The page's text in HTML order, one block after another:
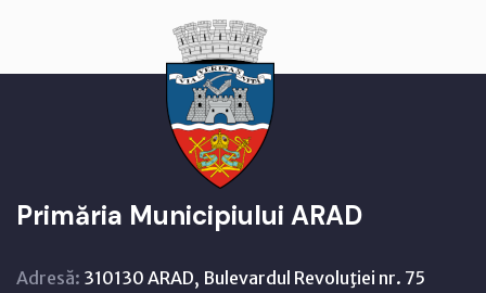
Primăria Municipiului ARAD
Adresă: 310130 ARAD, Bulevardul Revoluţiei nr. 75